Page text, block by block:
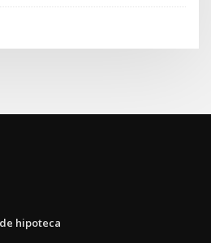
hipoteca